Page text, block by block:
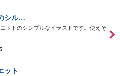
シル…
ットのシンプルなイラストです。使えそ
ット